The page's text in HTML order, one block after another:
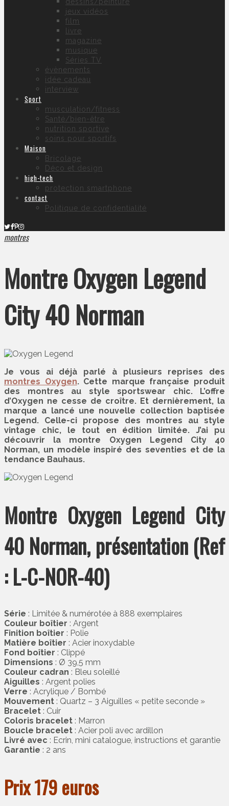
jeux vidéos
film
livre
magazine
musique
Séries TV
évènements
idée cadeau
interview
Sport
musculation/fitness
Santé/bien-être
nutrition sportive
soins pour sportifs
Maison
Bricolage
Déco et design
high-tech
protection smartphone
contact
Politique de confidentialité
montres
Montre Oxygen Legend
City 40 Norman
Je vous ai déjà parlé à plusieurs reprises des
montres Oxygen. Cette marque française produit
des montres au style sportswear chic. L’offre
d’Oxygen ne cesse de croître. Et dernièrement, la
marque a lancé une nouvelle collection baptisée
Legend. Celle-ci propose des montres au style
vintage chic, le tout en édition limitée. J’ai pu
découvrir la montre Oxygen Legend City 40
Norman, un modèle inspiré des seventies et de la
tendance Bauhaus.
Montre Oxygen Legend City
40 Norman, présentation (Ref
: L-C-NOR-40)
Série : Limitée & numérotée à 888 exemplaires
Couleur boîtier : Argent
Finition boîtier : Polie
Matière boîtier : Acier inoxydable
Fond boîtier : Clippé
Dimensions : Ø 39,5 mm
Couleur cadran : Bleu soleillé
Aiguilles : Argent polies
Verre : Acrylique / Bombé
Mouvement : Quartz – 3 Aiguilles « petite seconde »
Bracelet : Cuir
Coloris bracelet : Marron
Boucle bracelet : Acier poli avec ardillon
Livré avec : Ecrin, mini catalogue, instructions et garantie
Garantie : 2 ans
Prix 179 euros